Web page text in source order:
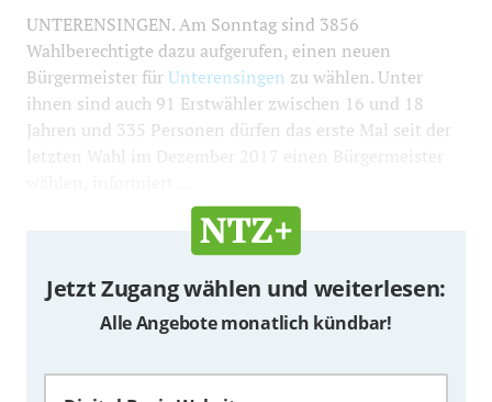
UNTERENSINGEN. Am Sonntag sind 3856
Wahlberechtigte dazu aufgerufen, einen neuen
Bürgermeister fürUnterensingen zu wählen. Unter
ihnen sind auch 91 Erstwähler zwischen 16 und 18
Jahren und 335 Personen dürfen das erste Mal seit der
letzten Wahl im Dezember 2017 einen Bürgermeister
Jetzt Zugang wählen und weiterlesen:
Alle Angebote monatlich kündbar!